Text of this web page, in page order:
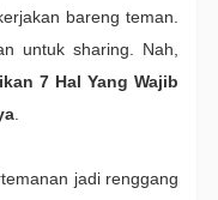
bareng teman.
untuk sharing. Nah,
7 Hal Yang Wajib
.
jadi renggang